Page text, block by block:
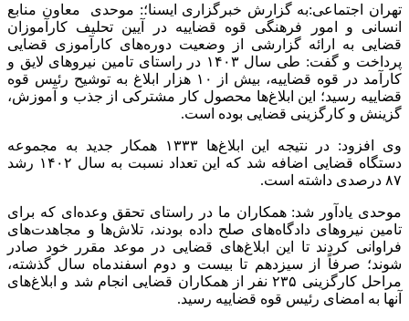
تهران اجتماعی:به گزارش خبرگزاری ایسنا؛: موحدی معاون منابع
انسانی و امور فرهنگی قوه قضاییه در آیین تحلیف کارآموزان
قضایی به ارائه گزارشی از وضعیت دوره‌های کارآموزی قضایی
پرداخت و گفت: طی سال ۱۴۰۳ در راستای تامین نیروهای لایق و
کارآمد در قوه قضاییه، بیش از ۱۰ هزار ابلاغ به توشیح رئیس قوه
قضاییه رسید؛ این ابلاغ‌ها محصول کار مشترکی از جذب و آموزش،
گزینش و کارگزینی قضایی بوده است.
وی افزود: در نتیجه این ابلاغ‌ها ۱۳۳۳ همکار جدید به مجموعه
دستگاه قضایی اضافه شد که این تعداد نسبت به سال ۱۴۰۲ رشد
۸۷ درصدی داشته است.
موحدی یادآور شد: همکاران ما در راستای تحقق وعده‌ای که برای
تامین نیروهای دادگاه‌های صلح داده بودند، تلاش‌ها و مجاهدت‌های
فراوانی کردند تا این ابلاغ‌های قضایی در موعد مقرر خود صادر
شوند؛ صرفاً از سیزدهم تا بیست و دوم اسفندماه سال گذشته،
مراحل کارگزینی ۲۳۵ نفر از همکاران قضایی انجام شد و ابلاغ‌های
آنها به امضای رئیس قوه قضاییه رسید.